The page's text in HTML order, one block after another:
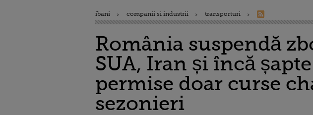
ibani companii si industrii transporturi
România suspendă
SUA, Iran și încă
permise doar curse
sezonieri